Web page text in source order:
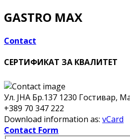
GASTRO MAX
Contact
СЕРТИФИКАТ ЗА КВАЛИТЕТ
Ул. ЈНА Бр.137 1230 Гостивар,
+389 70 347 222
Download information as: vCard
Contact Form